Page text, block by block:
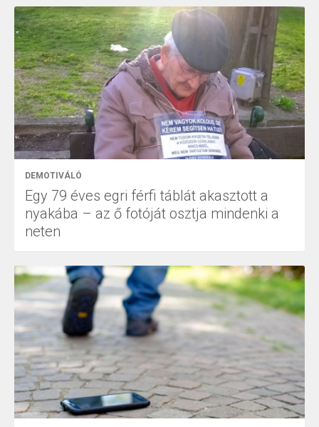
DEMOTIVÁLÓ
Egy 79 éves egri férfi táblát akasztott a
nyakába – az ő fotóját osztja mindenki a
neten